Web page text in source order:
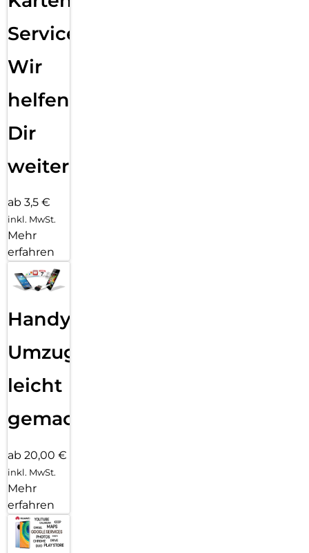
Service:
Wir
helfen
Dir
weiter
ab 3,5 €
inkl. MwSt.
Mehr
erfahren
Handy
Umzug
leicht
gemacht!
ab 20,00 €
inkl. MwSt.
Mehr
erfahren